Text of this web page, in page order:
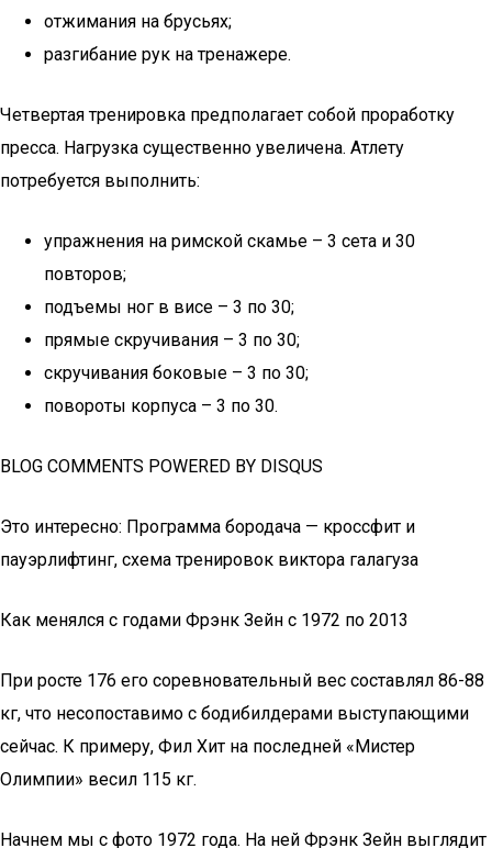
отжимания на брусьях;
разгибание рук на тренажере.
Четвертая тренировка предполагает собой проработку
пресса. Нагрузка существенно увеличена. Атлету
потребуется выполнить:
упражнения на римской скамье – 3 сета и 30
повторов;
подъемы ног в висе – 3 по 30;
прямые скручивания – 3 по 30;
скручивания боковые – 3 по 30;
повороты корпуса – 3 по 30.
BLOG COMMENTS POWERED BY DISQUS
Это интересно: Программа бородача — кроссфит и
пауэрлифтинг, схема тренировок виктора галагуза
Как менялся с годами Фрэнк Зейн с 1972 по 2013
При росте 176 его соревновательный вес составлял 86-88
кг, что несопоставимо с бодибилдерами выступающими
сейчас. К примеру, Фил Хит на последней «Мистер
Олимпии» весил 115 кг.
Начнем мы с фото 1972 года. На ней Фрэнк Зейн выглядит